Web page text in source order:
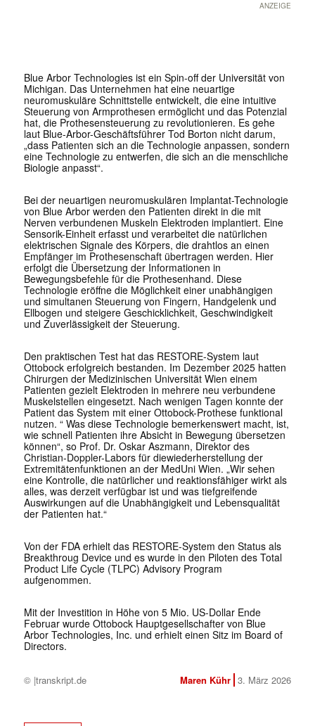
ANZEIGE
Blue Arbor Technologies ist ein Spin-off der Universität von
Michigan. Das Unternehmen hat eine neuartige
neuromuskuläre Schnittstelle entwickelt, die eine intuitive
Steuerung von Armprothesen ermöglicht und das Potenzial
hat, die Prothesensteuerung zu revolutionieren. Es gehe
laut Blue-Arbor-Geschäftsführer Tod Borton nicht darum,
„dass Patienten sich an die Technologie anpassen, sondern
eine Technologie zu entwerfen, die sich an die menschliche
Biologie anpasst“.
Bei der neuartigen neuromuskulären Implantat-Technologie
von Blue Arbor werden den Patienten direkt in die mit
Nerven verbundenen Muskeln Elektroden implantiert. Eine
Sensorik-Einheit erfasst und verarbeitet die natürlichen
elektrischen Signale des Körpers, die drahtlos an einen
Empfänger im Prothesenschaft übertragen werden. Hier
erfolgt die Übersetzung der Informationen in
Bewegungsbefehle für die Prothesenhand. Diese
Technologie eröffne die Möglichkeit einer unabhängigen
und simultanen Steuerung von Fingern, Handgelenk und
Ellbogen und steigere Geschicklichkeit, Geschwindigkeit
und Zuverlässigkeit der Steuerung.
Den praktischen Test hat das RESTORE-System laut
Ottobock erfolgreich bestanden. Im Dezember 2025 hatten
Chirurgen der Medizinischen Universität Wien einem
Patienten gezielt Elektroden in mehrere neu verbundene
Muskelstellen eingesetzt. Nach wenigen Tagen konnte der
Patient das System mit einer Ottobock-Prothese funktional
nutzen. “ Was diese Technologie bemerkenswert macht, ist,
wie schnell Patienten ihre Absicht in Bewegung übersetzen
können“, so Prof. Dr. Oskar Aszmann, Direktor des
Christian-Doppler-Labors für diewiederherstellung der
Extremitätenfunktionen an der MedUni Wien. „Wir sehen
eine Kontrolle, die natürlicher und reaktionsfähiger wirkt als
alles, was derzeit verfügbar ist und was tiefgreifende
Auswirkungen auf die Unabhängigkeit und Lebensqualität
der Patienten hat.“
Von der FDA erhielt das RESTORE-System den Status als
Breakthroug Device und es wurde in den Piloten des Total
Product Life Cycle (TLPC) Advisory Program
aufgenommen.
Mit der Investition in Höhe von 5 Mio. US-Dollar Ende
Februar wurde Ottobock Hauptgesellschafter von Blue
Arbor Technologies, Inc. und erhielt einen Sitz im Board of
Directors.
© |transkript.de Maren Kühr 3. März 2026